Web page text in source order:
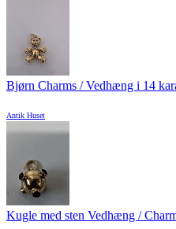
Bjørn Charms / Vedhæng i 14
Antik Huset
Kugle med sten Vedhæng /